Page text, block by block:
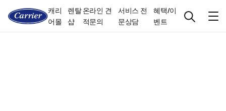
캐리
어몰
렌탈
샵
온라인 견
적문의
서비스 전
문상담
혜택/이
벤트